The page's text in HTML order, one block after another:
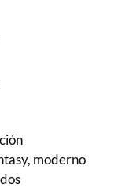
moderno